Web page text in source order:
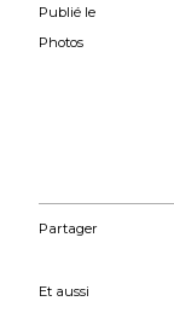
Publié le
Photos
Partager
Et aussi